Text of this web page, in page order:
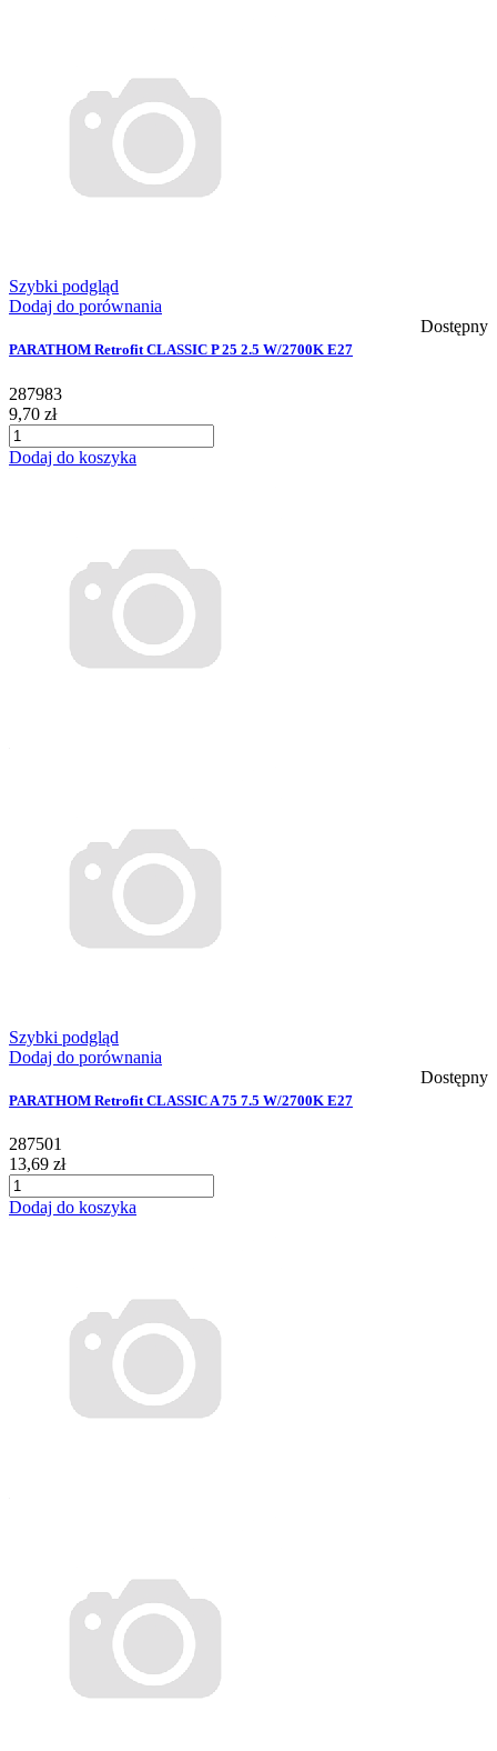
Szybki podgląd
Dodaj do porównania
Dostępny
PARATHOM Retrofit CLASSIC P 25 2.5 W/2700K E27
287983
9,70 zł
Dodaj do koszyka
Szybki podgląd
Dodaj do porównania
Dostępny
PARATHOM Retrofit CLASSIC A 75 7.5 W/2700K E27
287501
13,69 zł
Dodaj do koszyka